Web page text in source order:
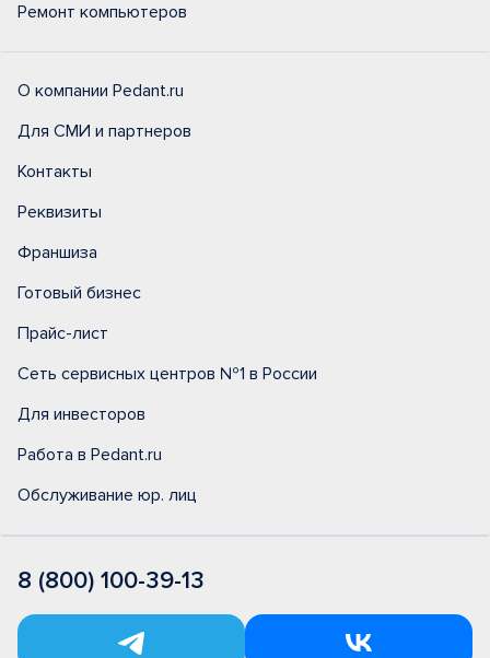
Ремонт компьютеров
О компании Pedant.ru
Для СМИ и партнеров
Контакты
Реквизиты
Франшиза
Готовый бизнес
Прайс-лист
Сеть сервисных центров №1 в России
Для инвесторов
Работа в Pedant.ru
Обслуживание юр. лиц
8 (800) 100-39-13